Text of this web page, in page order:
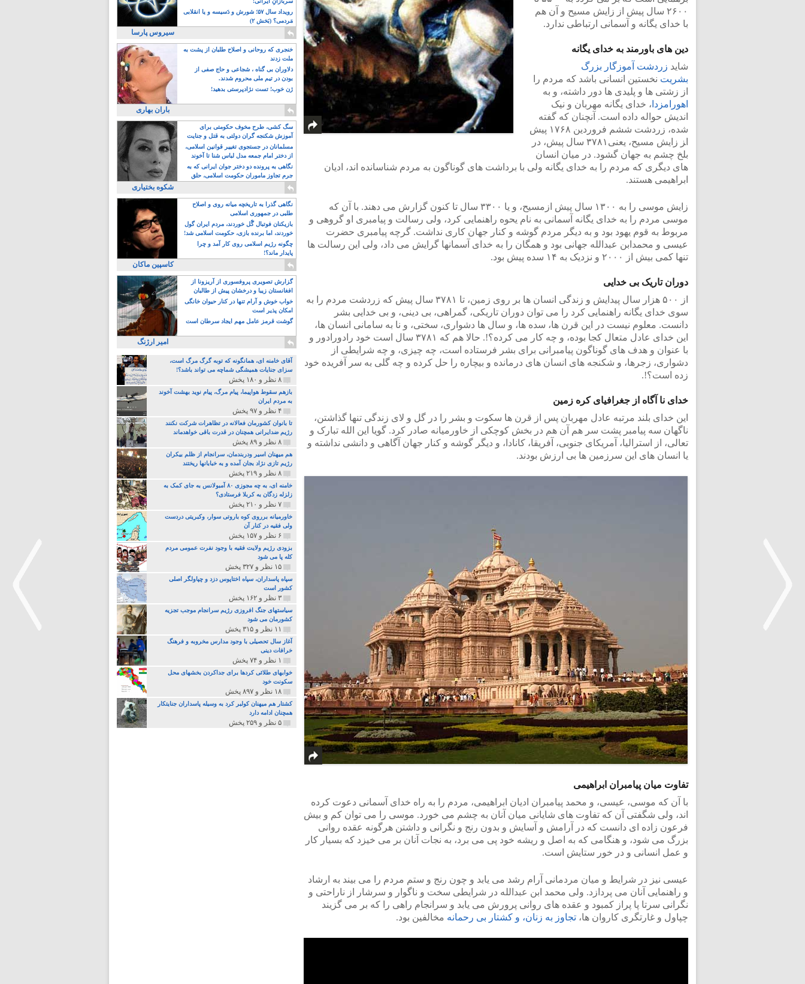
۲۶۰۰ سال پیش از زایش مسیح و آن هم
با خدای یگانه و آسمانی ارتباطی ندارد.
دین های باورمند به خدای یگانه
شاید زردشت آموزگار بزرگ
بشریت نخستین انسانی باشد که مردم را
از زشتی ها و پلیدی ها دور داشته، و به
اهورامزدا ، خدای یگانه مهربان و نیک
اندیش حواله داده است. آنچنان که گفته
شده، زردشت ششم فروردین ۱۷۶۸ پیش
ا‍ز زایش مسیح، یعنی۳۷۸۱ سال پیش، در
بلخ چشم به جهان گشود. در میان انسان
های دیگری که مردم را به خدای یگانه ولی با برداشت های گوناگون به مردم شناسانده اند، ادیان
ابراهیمی هستند.
زایش موسی را به ۱۳۰۰ سال پیش ازمسیح، و یا ۳۳۰۰ سال تا کنون گزارش می دهند. با‌ آن که
موسی مردم را به خدای یگانه آسمانی به نام یحوه راهنمایی کرد، ولی رسالت و پیامبری او گروهی و
مربوط به قوم یهود بود و به دیگر مردم گوشه و کنار جهان کاری نداشت. گرچه پیامبری حضرت
عیسی و محمدابن عبدالله جهانی بود و همگان را به خدای آسمانها گرایش می داد، ولی این رسالت ها
تنها کمی بیش از ۲۰۰۰ و نزدیک به ۱۴ سده پیش بود.
دوران تاریک بی خدایی
از ۵۰۰ هزار سال پیدایش و زندگی انسان ها بر روی زمین، تا ۳۷۸۱ سال پیش که زردشت مردم را به
سوی خدای یگانه راهنمایی کرد را می توان دوران تاریکی، گمراهی، بی دینی، و بی خدایی بشر
دانست. معلوم نیست در این قرن ها، سده ها، و سال ها دشواری، سختی، و نا به سامانی انسان ها،
این خدای عادل متعال کجا بوده، و چه کار می کرده؟!. حالا هم که ۳۷۸۱ سال است خود رادورادور و
با عنوان و هدف های گوناگون پیامبرانی برای بشر فرستاده است، چه چیزی، و چه شرایطی از
دشواری، زجرها، و شکنجه های انسان های درمانده و بیچاره را حل کرده و چه گلی به سر آفریده خود
زده است؟!.
خدای نا آگاه از جغرافیای کره زمین
این خدای بلند مرتبه عادل مهربان پس از قرن ها سکوت و بشر را در گل و لای زندگی تنها گذاشتن،
ناگهان سه پیامبر پشت سر هم آن هم در بخش کوچکی از خاورمیانه صادر کرد. گویا این الله تبارک و
تعالی، از استرالیا، آمریکای جنوبی، آفریقا، کانادا، و دیگر گوشه و کنار جهان آگاهی و دانشی نداشته و
یا انسان های این سرزمین ها بی ارزش بودند.
تفاوت میان پیامبران ابراهیمی
با آن که موسی، عیسی، و محمد پیامبران ادیان ابراهیمی، مردم را به راه خدای آسمانی دعوت کرده
اند، ولی شگفتی آن که تفاوت های شایانی میان آنان به چشم می خورد. موسی را می توان کم و بیش
فرعون زاده ای دانست که در آرامش و آسایش و بدون رنج و نگرانی و داشتن هرگونه عقده روانی
بزرگ می شود، و هنگامی که به اصل و ریشه خود پی می برد، به نجات آنان بر می خیزد که بسیار کار
و عمل انسانی و در خور ستایش است.
عیسی نیز در شرایط و میان مردمانی آرام رشد می یابد و چون رنج و ستم مردم را می بیند به ارشاد
و راهنمایی آنان می پردازد. ولی محمد ابن عبدالله در شرایطی سخت و ناگوار و سرشار از ناراحتی و
نگرانی سرتا پا پراز کمبود و عقده های روانی پرورش می یابد و سرانجام راهی را که بر می گزیند
چپاول و غارتگری کاروان ها، تجاوز به زنان، و کشتار بی رحمانه مخالفین بود.
رویداد سال ۵۷؛ شورش و دَسیسه و یا انقلابی
مَردمی؟ (بَخش ۲)
سیروس پارسا
خنجری که روحانی و اصلاح طلبان از پشت به
ملت زدند
دلاوران بی گناه ، شجاعی و حاج صفی از
بودن در تیم ملی محروم شدند.
ژن خوب! تست نژادپرستی بدهید!
باران بهاری
سگ کشی، طرح مخوف حکومتی برای
آموزش شکنجه گران دولتی به قتل و جنایت
بیشتر
مسلمانان در جستجوی تغییر قوانین اسلامی،
از دختر امام جمعه مدل لباس شنا تا آخوند
مسلمان همجنسگرا!
نگاهی به پرونده دو دختر جوان ایرانی که به
جرم تجاوز ماموران حکومت اسلامی، حلق
آویز شدند!
شکوه بختیاری
نگاهی گذرا به تاریخچه میانه روی و اصلاح
طلبی در جمهوری اسلامی
بازیکنان فوتبال گًل خوردند، مردم ایران گول
خوردند، اما برنده بازی، حکومت اسلامی شد!
چگونه رژیم اسلامی روی کار آمد و چرا
پایدار ماند؟!
کاسپین ماکان
گزارش تصویری پروفسوری از آریزونا از
افغانستان زیبا و درخشان پیش از طالبان
خواب خوش و آرام تنها در کنار حیوان خانگی
امکان پذیر است
گوشت قرمز عامل مهم ایجاد سرطان است
امیر ارژنگ
آقای خامنه ای، همانگونه که توبه گرگ مرگ است،
سزای جنایات همیشگی شماچه می تواند باشد؟!
۸ نظر و ۱۸۰ پخش
بازهم سقوط هواپیما، پیام مرگ، پیام نوید بهشت آخوند
به مردم ایران
۴ نظر و ۹۷ پخش
تا بانوان کشورمان فعالانه در تظاهرات شرکت نکنند
رژیم ضدایرانی همچنان در قدرت باقی خواهدماند
۸ نظر و ۸۹ پخش
هم میهنان اسیر ودربندمان، سرانجام از ظلم بیکران
رژیم تازی نژاد بجان آمده و به خبابانها ریختند
۸ نظر و ۲۱۹ پخش
خامنه ای، به چه مجوزی ۸۰ آمبولانس به جای کمک به
زلزله زدگان به کربلا فرستادی؟
۷ نظر و ۲۱۰ پخش
خاورمیانه برروی کوه باروتی سوار، وکبریتی دردست
ولی فقیه در کنار آن
۶ نظر و ۱۵۷ پخش
بزودی رژیم ولایت فقیه با وجود نفرت عمومی مردم
کله پا می شود
۱۵ نظر و ۳۲۷ پخش
سپاه پاسداران، سپاه اختاپوس دزد و چپاولگر اصلی
کشور است
۳ نظر و ۱۶۲ پخش
سیاستهای جنگ افروزی رژیم سرانجام موجب تجزیه
کشورمان می شود
۱۱ نظر و ۳۱۵ پخش
آغاز سال تحصیلی با وجود مدارس مخروبه و فرهنگ
خرافات دینی
۱ نظر و ۷۴ پخش
خوابهای طلائی کردها برای جداکردن بخشهای محل
سکونت خود
۱۸ نظر و ۸۹۷ پخش
کشتار هم میهنان کولبر کرد به وسیله پاسداران جنایتکار
همچنان ادامه دارد
۵ نظر و ۲۵۹ پخش